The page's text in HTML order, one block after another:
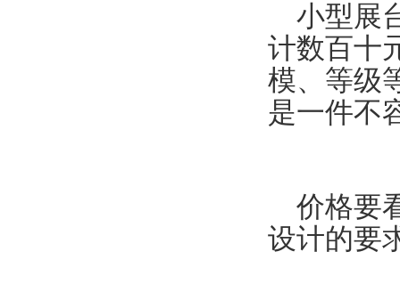
小型展
计数百十
模、等级
是一件不
价格要
设计的要